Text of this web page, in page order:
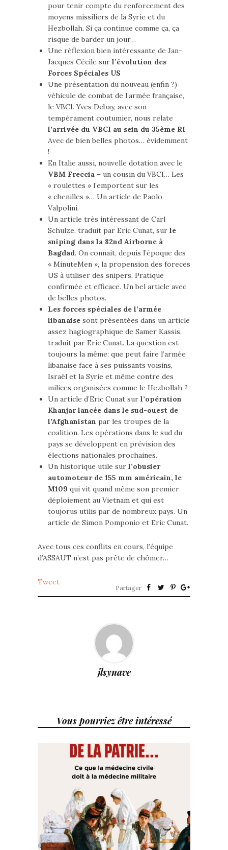
pour tenir compte du renforcement des
moyens missiliers de la Syrie et du
Hezbollah. Si ça continue comme ça, ça
risque de barder un jour…
Une réflexion bien intéressante de Jan-
Jacques Cécile sur l’évolution des
Forces Spéciales US
Une présentation du nouveau (enfin ?)
véhicule de combat de l’armée française,
le VBCI. Yves Debay, avec son
tempérament coutumier, nous relate
l’arrivée du VBCI au sein du 35ème RI.
Avec de bien belles photos… évidemment
!
En Italie aussi, nouvelle dotation avec le
VBM Freccia – un cousin du VBCI… Les
« roulettes » l’emportent sur les
« chenilles »… Un article de Paolo
Valpolini.
Un article très intéressant de Carl
Schulze, traduit par Eric Cunat, sur le
sniping dans la 82nd Airborne à
Bagdad. On connait, depuis l’époque des
« MinuteMen », la propension des foreces
US à utiliser des snipers. Pratique
confirmée et efficace. Un bel article avec
de belles photos.
Les forces spéciales de l’armée
libanaise sont présentées dans un article
assez hagiographique de Samer Kassis,
traduit par Eric Cunat. La question est
toujours la même: que peut faire l’armée
libanaise face à ses puissants voisins,
Israël et la Syrie et même contre des
milices organisées comme le Hezbollah ?
Un article d’Eric Cunat sur l’opération
Khanjar lancée dans le sud-ouest de
l’Afghanistan par les troupes de la
coalition. Les opérations dans le sud du
pays se développent en prévision des
élections nationales prochaines.
Un historique utile sur l’obusier
automoteur de 155 mm américain, le
M109 qui vit quand même son premier
déploiement au Vietnam et qui est
toujorus utilis par de nombreux pays. Un
article de Simon Pomponio et Eric Cunat.
Avec tous ces conflits en cours, l’équipe
d’ASSAUT n’est pas prête de chômer…
Tweet
Partager
jlsynave
Vous pourriez être intéressé